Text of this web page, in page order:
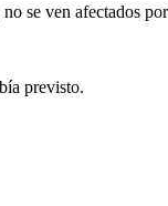
se ven afectados
previsto.